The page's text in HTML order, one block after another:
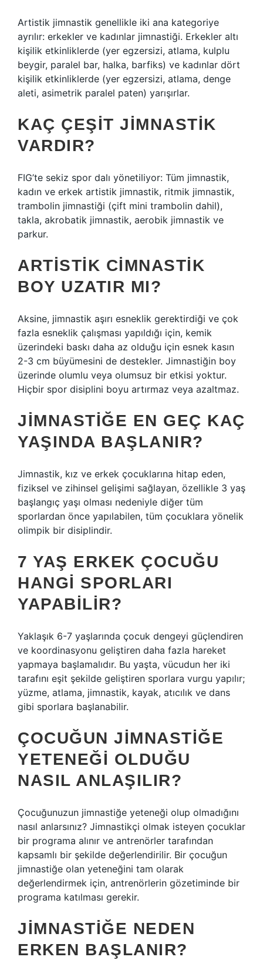
Artistik jimnastik genellikle iki ana kategoriye
ayrılır: erkekler ve kadınlar jimnastiği. Erkekler altı
kişilik etkinliklerde (yer egzersizi, atlama, kulplu
beygir, paralel bar, halka, barfiks) ve kadınlar dört
kişilik etkinliklerde (yer egzersizi, atlama, denge
aleti, asimetrik paralel paten) yarışırlar.
KAÇ ÇEŞIT JIMNASTIK
VARDIR?
FIG’te sekiz spor dalı yönetiliyor: Tüm jimnastik,
kadın ve erkek artistik jimnastik, ritmik jimnastik,
trambolin jimnastiği (çift mini trambolin dahil),
takla, akrobatik jimnastik, aerobik jimnastik ve
parkur.
ARTISTIK CIMNASTIK
BOY UZATIR MI?
Aksine, jimnastik aşırı esneklik gerektirdiği ve çok
fazla esneklik çalışması yapıldığı için, kemik
üzerindeki baskı daha az olduğu için esnek kasın
2-3 cm büyümesini de destekler. Jimnastiğin boy
üzerinde olumlu veya olumsuz bir etkisi yoktur.
Hiçbir spor disiplini boyu artırmaz veya azaltmaz.
JIMNASTIĞE EN GEÇ KAÇ
YAŞINDA BAŞLANIR?
Jimnastik, kız ve erkek çocuklarına hitap eden,
fiziksel ve zihinsel gelişimi sağlayan, özellikle 3 yaş
başlangıç ​​yaşı olması nedeniyle diğer tüm
sporlardan önce yapılabilen, tüm çocuklara yönelik
olimpik bir disiplindir.
7 YAŞ ERKEK ÇOCUĞU
HANGI SPORLARI
YAPABILIR?
Yaklaşık 6-7 yaşlarında çocuk dengeyi güçlendiren
ve koordinasyonu geliştiren daha fazla hareket
yapmaya başlamalıdır. Bu yaşta, vücudun her iki
tarafını eşit şekilde geliştiren sporlara vurgu yapılır;
yüzme, atlama, jimnastik, kayak, atıcılık ve dans
gibi sporlara başlanabilir.
ÇOCUĞUN JIMNASTIĞE
YETENEĞI OLDUĞU
NASIL ANLAŞILIR?
Çocuğunuzun jimnastiğe yeteneği olup olmadığını
nasıl anlarsınız? Jimnastikçi olmak isteyen çocuklar
bir programa alınır ve antrenörler tarafından
kapsamlı bir şekilde değerlendirilir. Bir çocuğun
jimnastiğe olan yeteneğini tam olarak
değerlendirmek için, antrenörlerin gözetiminde bir
programa katılması gerekir.
JIMNASTIĞE NEDEN
ERKEN BAŞLANIR?